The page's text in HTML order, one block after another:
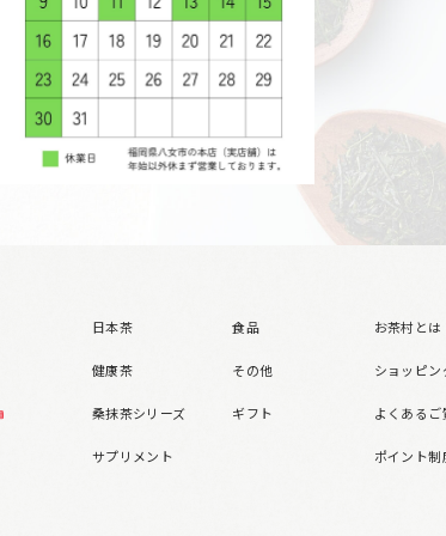
日本茶
健康茶
桑抹茶シリーズ
サプリメント
食品
その他
ギフト
お茶村とは
ショッピン
よくあるご
ポイント